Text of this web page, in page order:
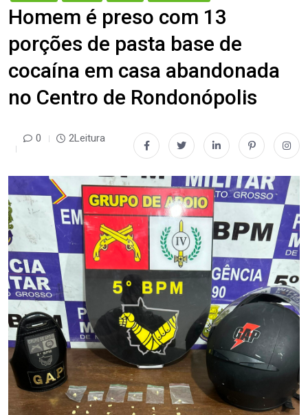
Homem é preso com 13
porções de pasta base de
cocaína em casa abandonada
no Centro de Rondonópolis
0 2Leitura